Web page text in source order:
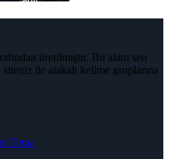
üretilmiştir. Bu alanı seo
ile alakalı kelime gruplarına
Tema